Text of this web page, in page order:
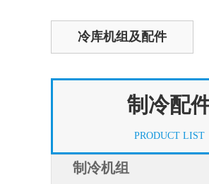
冷库机组及配件
制冷配
PRODUCT LIST
制冷机组